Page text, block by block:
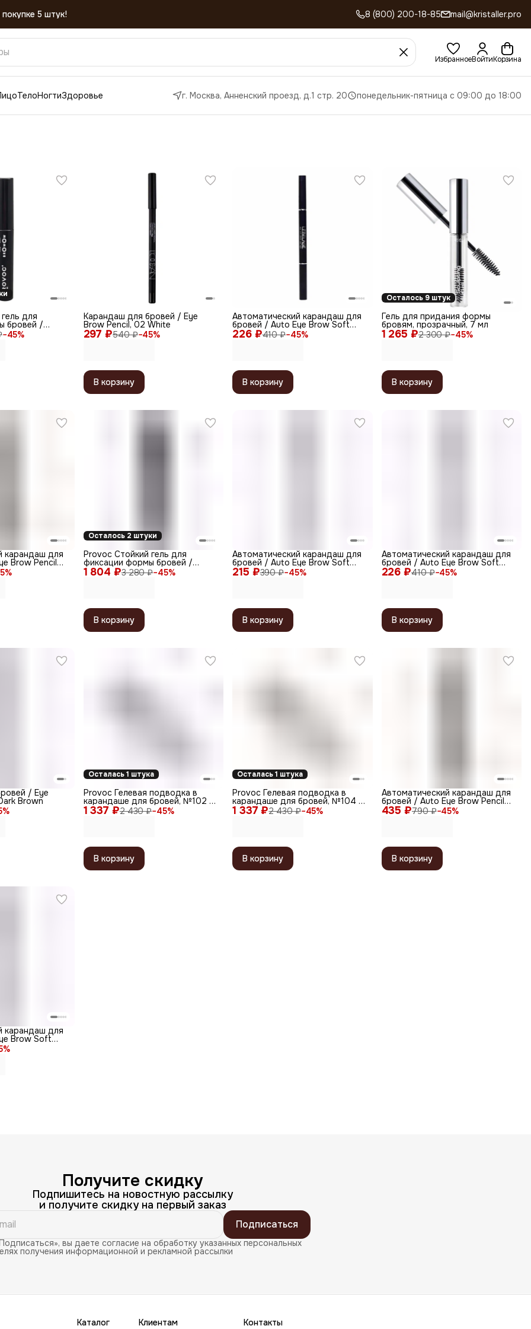
8 (800) 200-18-85 mail@kristaller.pro
ИзбранноеВойтиКорзина
ТелоНогтиЗдоровье г. Москва, Анненский проезд, д.1 стр. 20 понедельник-пятница с 09:00 до 18:00
−45%
для
бровей /
30 Black, 297 ₽540 ₽−45%
Карандаш для бровей / Eye
Brow Pencil, 02 White
В корзину
226 ₽410 ₽−45%
Автоматический карандаш для
бровей / Auto Eye Brow Soft
Type, черный
В корзину
Осталось 9 штук
1 265 ₽2 300 ₽−45%
Гель для придания формы
бровям, прозрачный, 7 мл
В корзину
%
карандаш для
Brow Pencil
Brown
Осталось 2 штуки
1 804 ₽3 280 ₽−45%
Provoc Стойкий гель для
фиксации формы бровей /
Browow Brow Fixer 20 Dark
В корзину
215 ₽390 ₽−45%
Автоматический карандаш для
бровей / Auto Eye Brow Soft
Type, серый
В корзину
226 ₽410 ₽−45%
Автоматический карандаш для
бровей / Auto Eye Brow Soft
Type Dark Brown, темно-
В корзину
%
/ Eye
Brown
Осталась 1 штука
1 337 ₽2 430 ₽−45%
Provoc Гелевая подводка в
карандаше для бровей, №102 /
Seductiv
В корзину
Осталась 1 штука
1 337 ₽2 430 ₽−45%
Provoc Гелевая подводка в
карандаше для бровей, №104 /
Tease
В корзину
435 ₽790 ₽−45%
Автоматический карандаш для
бровей / Auto Eye Brow Pencil
Professional, 05 Brown
В корзину
%
карандаш для
Brow Soft
Получите скидку
Подпишитесь на новостную рассылку
и получите скидку на первый заказ
Подписаться
вы даете согласие на обработку указанных персональных
получения информационной и рекламной рассылки
Каталог Клиентам Контакты